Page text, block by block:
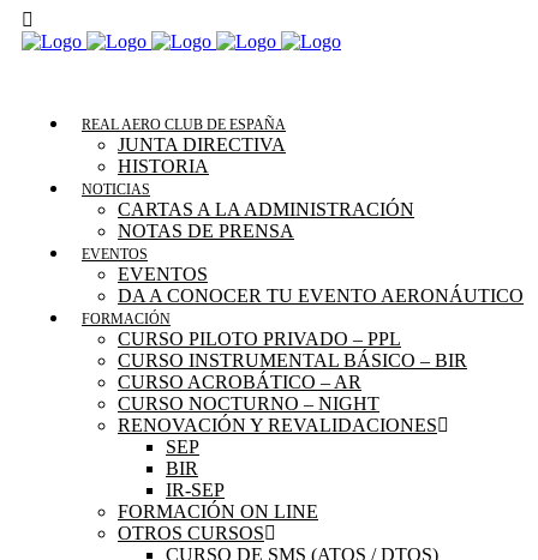
REAL AERO CLUB DE ESPAÑA
JUNTA DIRECTIVA
HISTORIA
NOTICIAS
CARTAS A LA ADMINISTRACIÓN
NOTAS DE PRENSA
EVENTOS
EVENTOS
DA A CONOCER TU EVENTO AERONÁUTICO
FORMACIÓN
CURSO PILOTO PRIVADO – PPL
CURSO INSTRUMENTAL BÁSICO – BIR
CURSO ACROBÁTICO – AR
CURSO NOCTURNO – NIGHT
RENOVACIÓN Y REVALIDACIONES
SEP
BIR
IR-SEP
FORMACIÓN ON LINE
OTROS CURSOS
CURSO DE SMS (ATOS / DTOS)